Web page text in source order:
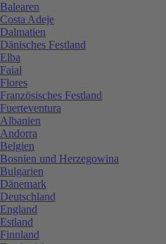
Balearen
Costa Adeje
Dalmatien
Dänisches Festland
Elba
Faial
Flores
Französisches Festland
Fuerteventura
Albanien
Andorra
Belgien
Bosnien und Herzegowina
Bulgarien
Dänemark
Deutschland
England
Estland
Finnland